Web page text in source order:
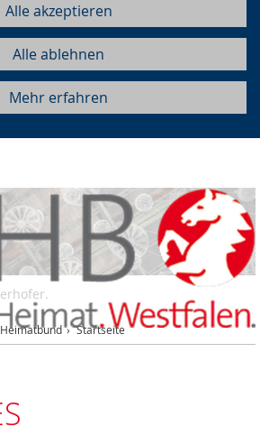
Alle akzeptieren
Alle ablehnen
Mehr erfahren
Startseite